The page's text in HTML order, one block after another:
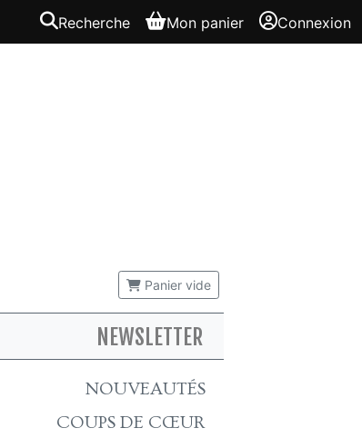
Recherche Mon panier Connexion
Panier vide
NEWSLETTER
NOUVEAUTÉS
COUPS DE CŒUR